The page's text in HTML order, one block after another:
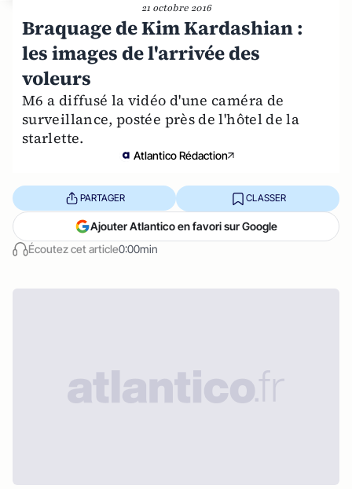
21 octobre 2016
Braquage de Kim Kardashian :
les images de l'arrivée des
voleurs
M6 a diffusé la vidéo d'une caméra de
surveillance, postée près de l'hôtel de la
starlette.
Atlantico Rédaction
Écoutez cet article0:00min
PARTAGER CLASSER
Ajouter Atlantico en favori sur Google